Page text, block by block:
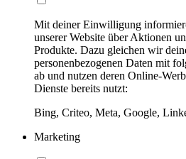
Mit deiner Einwilligung
unserer Website über Aktionen
Produkte. Dazu gleichen wir
personenbezogenen Daten mit
ab und nutzen deren Online-
Dienste bereits nutzt:
Bing, Criteo, Meta, Google,
Marketing